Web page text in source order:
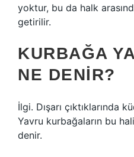
yoktur, bu da halk
getirilir.
KURBAĞA
NE DENIR?
İlgi. Dışarı çıktıklarında
Yavru kurbağaların bu
denir.